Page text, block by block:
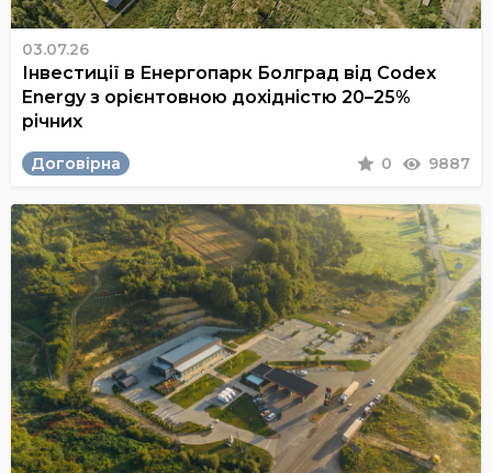
03.07.26
Інвестиції в Енергопарк Болград від Codex
Energy з орієнтовною дохідністю 20–25%
річних
Договірна 0 9887